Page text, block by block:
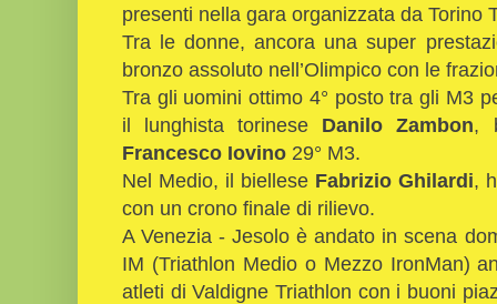
presenti nella gara organizzata da Torino
Tra le donne, ancora una super
bronzo assoluto nell’Olimpico con le
Tra gli uomini ottimo 4° posto tra gli M3
il lunghista torinese Danilo Zambon,
Francesco Iovino 29° M3.
Nel Medio, il biellese Fabrizio Ghilardi,
con un crono finale di rilievo.
A Venezia - Jesolo è andato in scena
IM (Triathlon Medio o Mezzo IronMan)
atleti di Valdigne Triathlon con i buoni